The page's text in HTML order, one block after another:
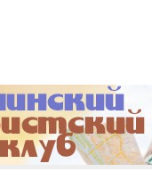
пароль? Регистрация